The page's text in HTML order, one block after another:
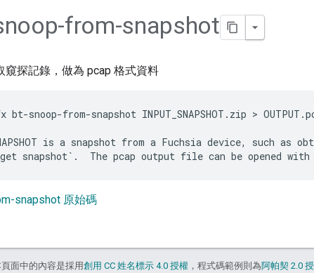
from-snapshot
窺探記錄，做為 pcap 格式資料
bt-snoop-from-snapshot INPUT_SNAPSHOT.zip >
is a snapshot from a Fuchsia device, such as
snapshot 原始碼
面中的內容是採用創用 CC 姓名標示 4.0 授權 ，程式碼範例則為阿帕契 2.0